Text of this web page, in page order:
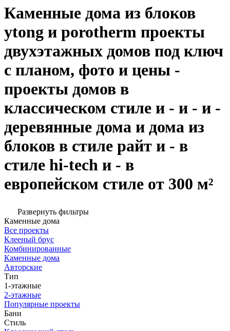
Каменные дома из блоков
ytong и porotherm проекты
двухэтажных домов под ключ
с планом, фото и цены -
проекты домов в
классическом стиле и - и - и -
деревянные дома и дома из
блоков в стиле райт и - в
стиле hi-tech и - в
европейском стиле от 300 м²
Развернуть фильтры
Каменные дома
Все проекты
Клееный брус
Комбинированные
Каменные дома
Авторские
Тип
1-этажные
2-этажные
Популярные проекты
Бани
Стиль